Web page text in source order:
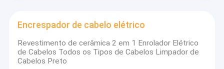
Encrespador de cabelo elétrico
Revestimento de cerâmica 2 em 1 Enrolador Elétrico
de Cabelos Todos os Tipos de Cabelos Limpador de
Cabelos Preto